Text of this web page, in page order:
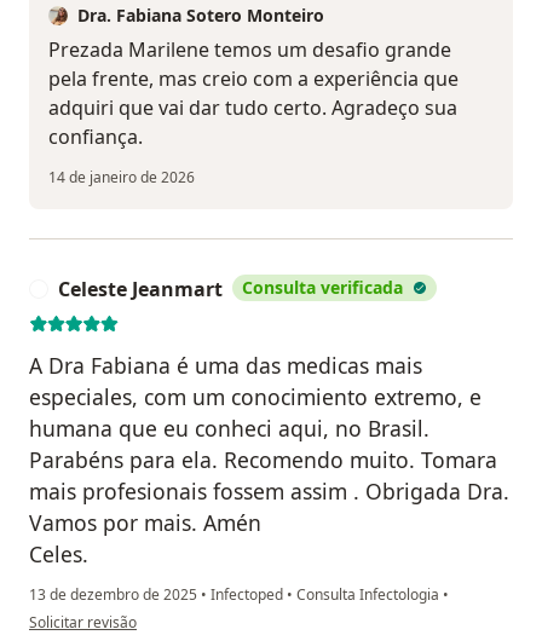
Dra. Fabiana Sotero Monteiro
Prezada Marilene temos um desafio grande
pela frente, mas creio com a experiência que
adquiri que vai dar tudo certo. Agradeço sua
confiança.
14 de janeiro de 2026
Celeste Jeanmart Consulta verificada
A Dra Fabiana é uma das medicas mais
especiales, com um conocimiento extremo, e
humana que eu conheci aqui, no Brasil.
Parabéns para ela. Recomendo muito. Tomara
mais profesionais fossem assim . Obrigada Dra.
Vamos por mais. Amén
Celes.
13 de dezembro de 2025 • Infectoped • Consulta Infectologia •
na opinião do utilizador Celeste Jeanmart
Solicitar revisão